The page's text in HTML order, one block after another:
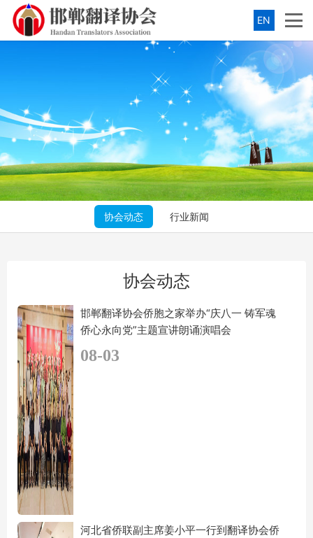
EN
协会动态 行业新闻
协会动态
邯郸翻译协会侨胞之家举办“庆八一 铸军魂
侨心永向党”主题宣讲朗诵演唱会
08-03
河北省侨联副主席姜小平一行到翻译协会侨